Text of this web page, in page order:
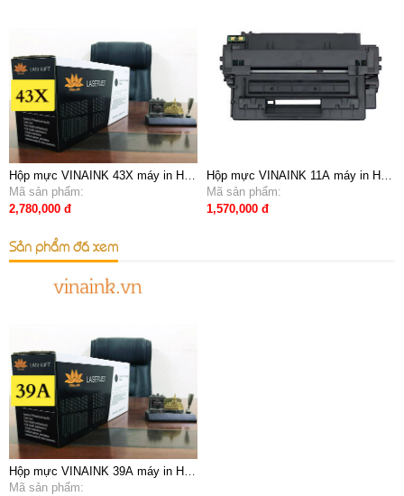
Hộp mực VINAINK 43X máy in HP
9000, 9040, 9050
Mã sản phẩm:
2,780,000 đ
Hộp mực VINAINK 11A máy in HP
2400,2420
Mã sản phẩm:
1,570,000 đ
Sản phẩm đã xem
Hộp mực VINAINK 39A máy in HP
4300
Mã sản phẩm: